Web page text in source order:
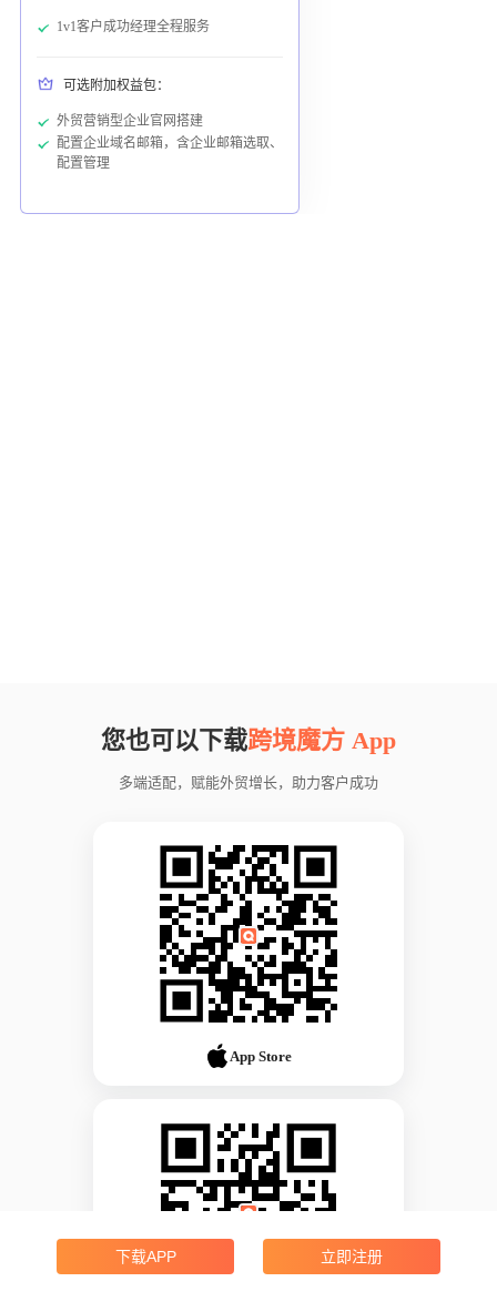
1v1客户成功经理全程服务
可选附加权益包：
外贸营销型企业官网搭建
配置企业域名邮箱，含企业邮箱选取、
配置管理
您也可以下载跨境魔方 App
多端适配，赋能外贸增长，助力客户成功
App Store
下载APP 立即注册